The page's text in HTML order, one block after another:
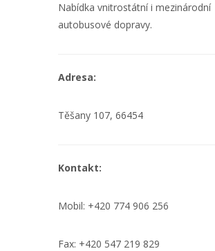
Nabídka vnitrostátní i mezinárodní
autobusové dopravy.
Adresa:
Těšany 107, 66454
Kontakt:
Mobil: +420 774 906 256
Fax: +420 547 219 829